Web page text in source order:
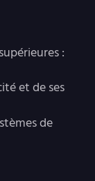
:
et de ses
de